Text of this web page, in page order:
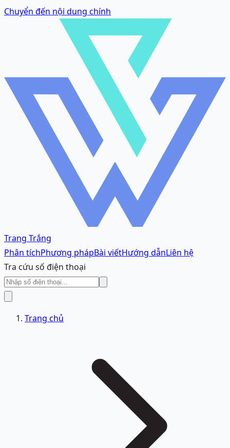
Chuyển đến nội dung chính
Trang Trắng
Phân tíchPhương phápBài viếtHướng dẫnLiên hệ
Tra cứu số điện thoại
Trang chủ